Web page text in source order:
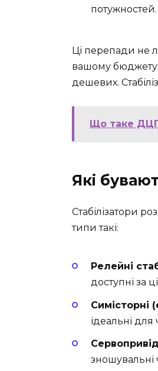
потужностей.
Ці перепади не
вашому бюджету.
дешевих.
Що таке
Які
Стабілізатори
типи такі:
Релейні
доступні за
Симісторні
ідеальні для
зношувальні